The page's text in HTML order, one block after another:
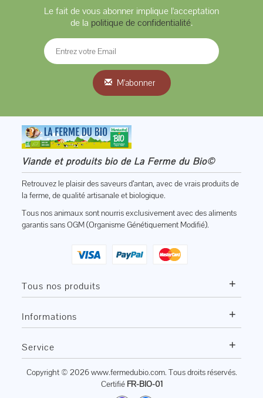
Le fait de vous abonner implique l'acceptation
de la politique de confidentialité.
M'abonner
Viande et produits bio de La Ferme du Bio©
Retrouvez le plaisir des saveurs d’antan, avec de vrais produits de
la ferme, de qualité artisanale et biologique.
Tous nos animaux sont nourris exclusivement avec des aliments
garantis sans OGM (Organisme Génétiquement Modifié).
Tous nos produits +
Informations +
Service +
Copyright © 2026www.fermedubio.com. Tous droits réservés.
Certifié FR-BIO-01